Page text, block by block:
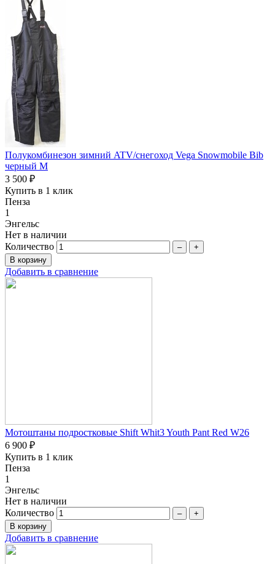
Полукомбинезон зимний ATV/снегоход Vega Snowmobile Bib
черный M
3 500 ₽
Купить в 1 клик
Пенза
1
Энгельс
Нет в наличии
Количество
– +
Добавить в сравнение
Мотоштаны подростковые Shift Whit3 Youth Pant Red W26
6 900 ₽
Купить в 1 клик
Пенза
1
Энгельс
Нет в наличии
Количество
– +
Добавить в сравнение